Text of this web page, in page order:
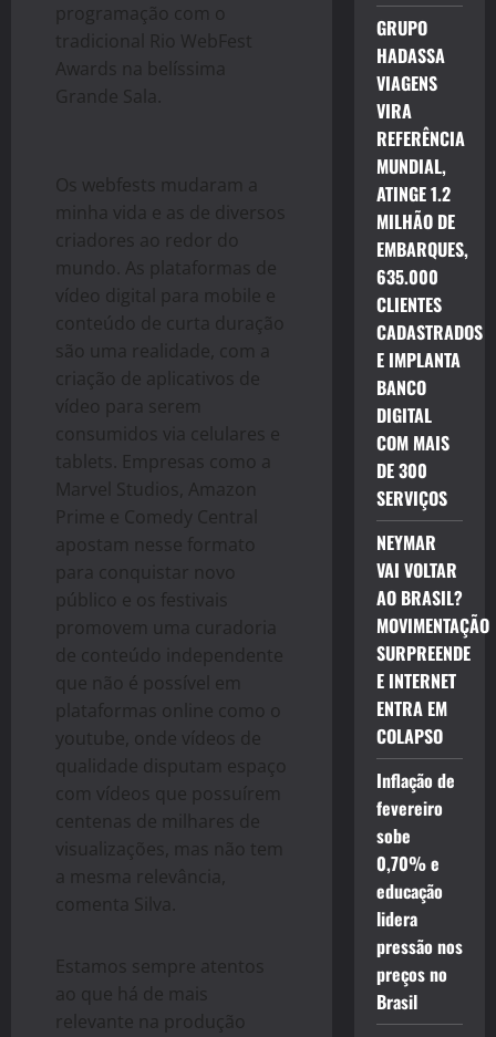
programação com o
tradicional Rio WebFest
Awards na belíssima
Grande Sala.
Os webfests mudaram a
minha vida e as de diversos
criadores ao redor do
mundo. As plataformas de
vídeo digital para mobile e
conteúdo de curta duração
são uma realidade, com a
criação de aplicativos de
vídeo para serem
consumidos via celulares e
tablets. Empresas como a
Marvel Studios, Amazon
Prime e Comedy Central
apostam nesse formato
para conquistar novo
público e os festivais
promovem uma curadoria
de conteúdo independente
que não é possível em
plataformas online como o
youtube, onde vídeos de
qualidade disputam espaço
com vídeos que possuírem
centenas de milhares de
visualizações, mas não tem
a mesma relevância,
comenta Silva.
Estamos sempre atentos
ao que há de mais
relevante na produção
GRUPO
HADASSA
VIAGENS
VIRA
REFERÊNCIA
MUNDIAL,
ATINGE 1.2
MILHÃO DE
EMBARQUES,
635.000
CLIENTES
CADASTRADOS
E IMPLANTA
BANCO
DIGITAL
COM MAIS
DE 300
SERVIÇOS
NEYMAR
VAI VOLTAR
AO BRASIL?
MOVIMENTAÇÃO
SURPREENDE
E INTERNET
ENTRA EM
COLAPSO
Inflação de
fevereiro
sobe
0,70% e
educação
lidera
pressão nos
preços no
Brasil